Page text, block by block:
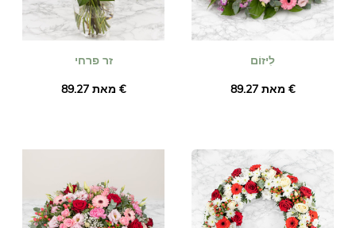
זר פרחי
מאת ‏89.27 €
לִיזוֹם
מאת ‏89.27 €